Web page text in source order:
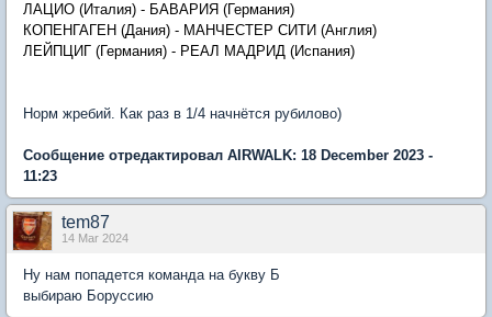
ЛАЦИО (Италия) - БАВАРИЯ (Германия)
КОПЕНГАГЕН (Дания) - МАНЧЕСТЕР СИТИ (Англия)
ЛЕЙПЦИГ (Германия) - РЕАЛ МАДРИД (Испания)
Норм жребий. Как раз в 1/4 начнётся рубилово)
Сообщение отредактировал AIRWALK: 18 December 2023 -
11:23
tem87
14 Mar 2024
Ну нам попадется команда на букву Б
выбираю Боруссию